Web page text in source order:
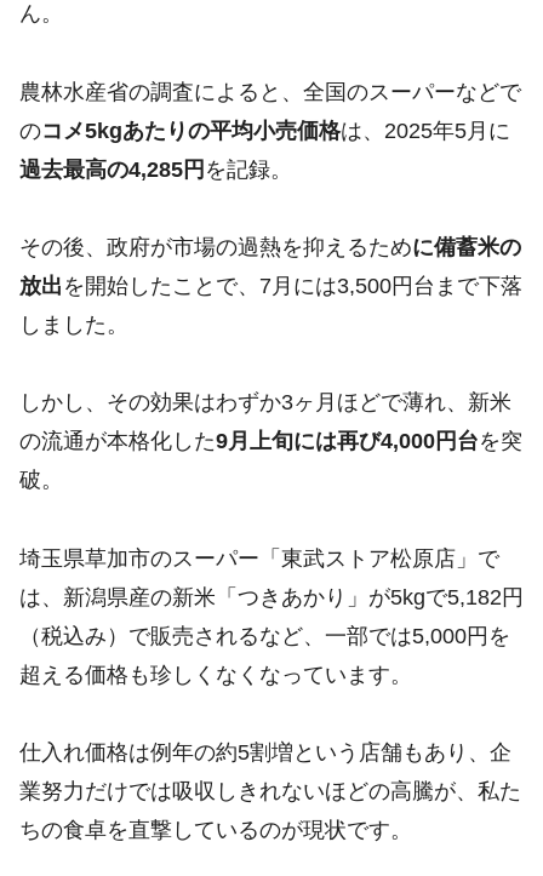
ん。
農林水産省の調査によると、全国のスーパーなどで
のコメ5kgあたりの平均小売価格は、2025年5月に
過去最高の4,285円 を記録。
その後、政府が市場の過熱を抑えるために備蓄米の
放出 を開始したことで、7月には3,500円台まで下落
しました。
しかし、その効果はわずか3ヶ月ほどで薄れ、新米
の流通が本格化した9月上旬には再び4,000円台を突
破。
埼玉県草加市のスーパー「東武ストア松原店」で
は、新潟県産の新米「つきあかり」が5kgで5,182円
（税込み）で販売されるなど、一部では5,000円を
超える価格も珍しくなくなっています。
仕入れ価格は例年の約5割増という店舗もあり、企
業努力だけでは吸収しきれないほどの高騰が、私た
ちの食卓を直撃しているのが現状です。